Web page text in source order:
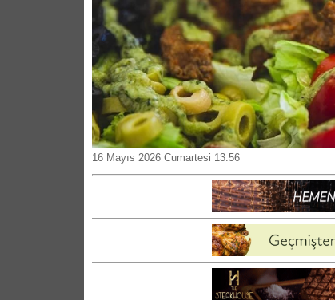
16 Mayıs 2026 Cumartesi 13:56